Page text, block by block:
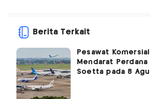
Berita Terkait
Pesawat
Mendarat Perdana
Soetta pada 8